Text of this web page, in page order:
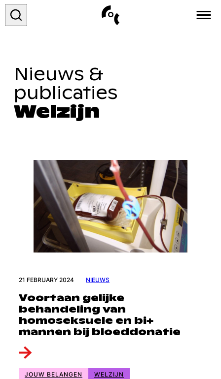
Over ons
Vacatures
Contact
Nieuws &
publicaties
Welzijn
21 FEBRUARY 2024 NIEUWS
Voortaan gelijke
behandeling van
homoseksuele en bi+
mannen bij bloeddonatie
JOUW BELANGEN WELZIJN